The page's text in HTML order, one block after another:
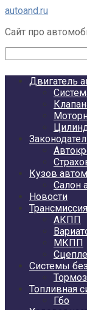
Перейти
контенту
autoand.ru
Сайт про
Двигатель
Кузов
Салон
Новости
Трансмиссия
АКПП
МКПП
Системы
Топливная
Гбо